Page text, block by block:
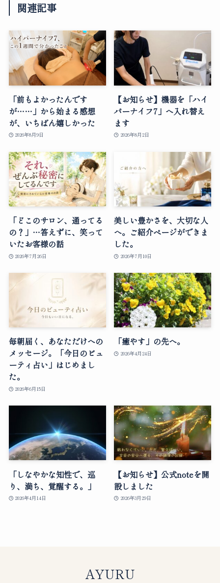
関連記事
「前もよかったんです
が……」から始まる感想
が、いちばん嬉しかった
2026年8月9日
【お知らせ】機器を「ハイ
パーナイフ7」へ入れ替え
ます
2026年8月2日
「どこのサロン、通ってる
の？」…答えずに、笑って
いたお客様の話
2026年7月26日
美しい豊かさを、大切な人
へ。ご紹介ページができま
した。
2026年7月10日
毎朝届く、あなただけへの
メッセージ。「今日のビュ
ーティ占い」はじめまし
た。
2026年6月15日
「癒やす」の先へ。
2026年4月24日
「しなやかな知性で、巡
り、満ち、覚醒する。」
2026年4月14日
【お知らせ】公式noteを開
設しました
2026年3月29日
AYURU